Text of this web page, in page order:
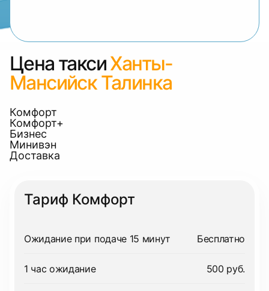
Цена таксиХанты-
Мансийск Талинка
Комфорт
Комфорт+
Бизнес
Минивэн
Доставка
Тариф Комфорт
Ожидание при подаче 15 минут Бесплатно
1 час ожидание 500 руб.